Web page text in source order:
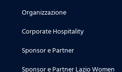
Organizzazione
Corporate Hospitality
Sponsor e Partner
Sponsor e Partner Lazio Women